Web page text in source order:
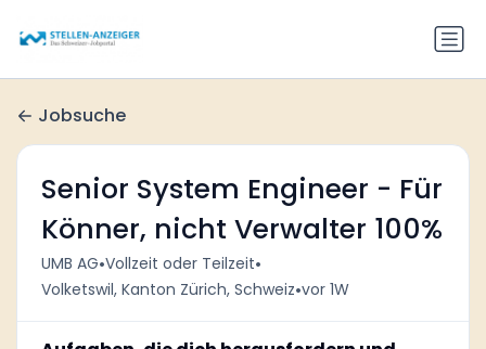
Jobsuche
Senior System Engineer - Für
Könner, nicht Verwalter 100%
UMB AG•Vollzeit oder Teilzeit•
Volketswil, Kanton Zürich, Schweiz•vor 1W